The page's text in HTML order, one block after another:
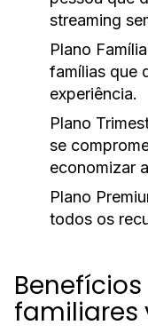
streaming
Plano
famílias que
experiência.
Plano
se
economizar
Plano
todos os
familiares